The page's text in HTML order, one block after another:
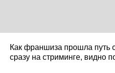
Как франшиза прошла путь
сразу на стриминге, видно